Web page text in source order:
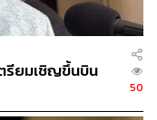
ละมอบหมายให้กอง
าร เพราะเป็น
ะสานงานในพื้นที่
อุตสาหกรรม
รจากัน
รียมเชิญขึ้นบิน
50